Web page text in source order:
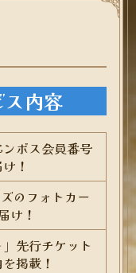
内容
ボス会員番号
！
のフォトカー
け！
」先行チケット
掲載！